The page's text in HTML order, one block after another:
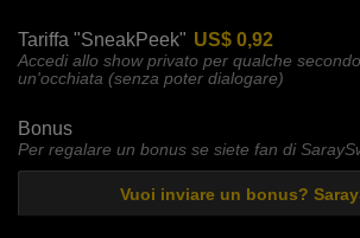
Tariffa "SneakPeek" US$ 0,92
Accedi allo show privato per qualche
un'occhiata (senza poter dialogare)
Bonus
Per regalare un bonus se siete fan di
Vuoi inviare un bonus?